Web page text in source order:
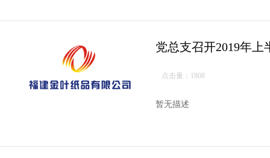
党总支召开2019年
点击量：1808
暂无描述